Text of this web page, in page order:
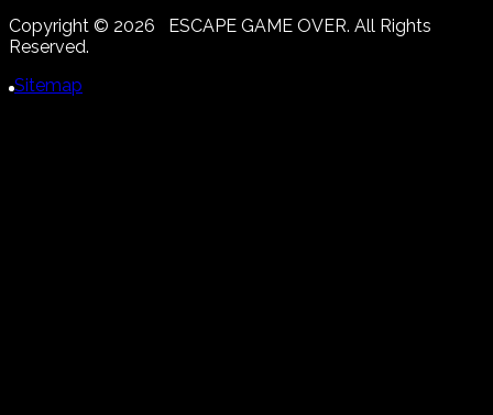
Copyright © 2026 ESCAPE GAME OVER. All Rights
Reserved.
Sitemap